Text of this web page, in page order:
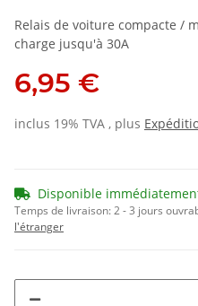
Relais de voiture compacte /
charge jusqu'à 30A
6,95 €
inclus 19% TVA , plus
Disponible
Temps de livraison:2 - 3 jours
l'étranger